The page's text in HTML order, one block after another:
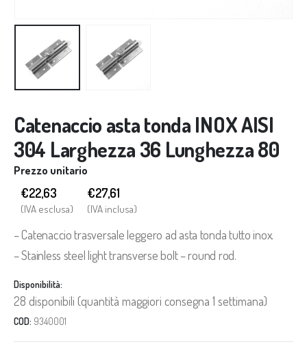
Catenaccio asta tonda INOX AISI
304 Larghezza 36 Lunghezza 80
Prezzo unitario
€22,63
(IVA esclusa)
€27,61
(IVA inclusa)
– Catenaccio trasversale leggero ad asta tonda tutto inox.
– Stainless steel light transverse bolt – round rod.
Disponibilità:
28 disponibili (quantità maggiori consegna 1 settimana)
COD: 9340001